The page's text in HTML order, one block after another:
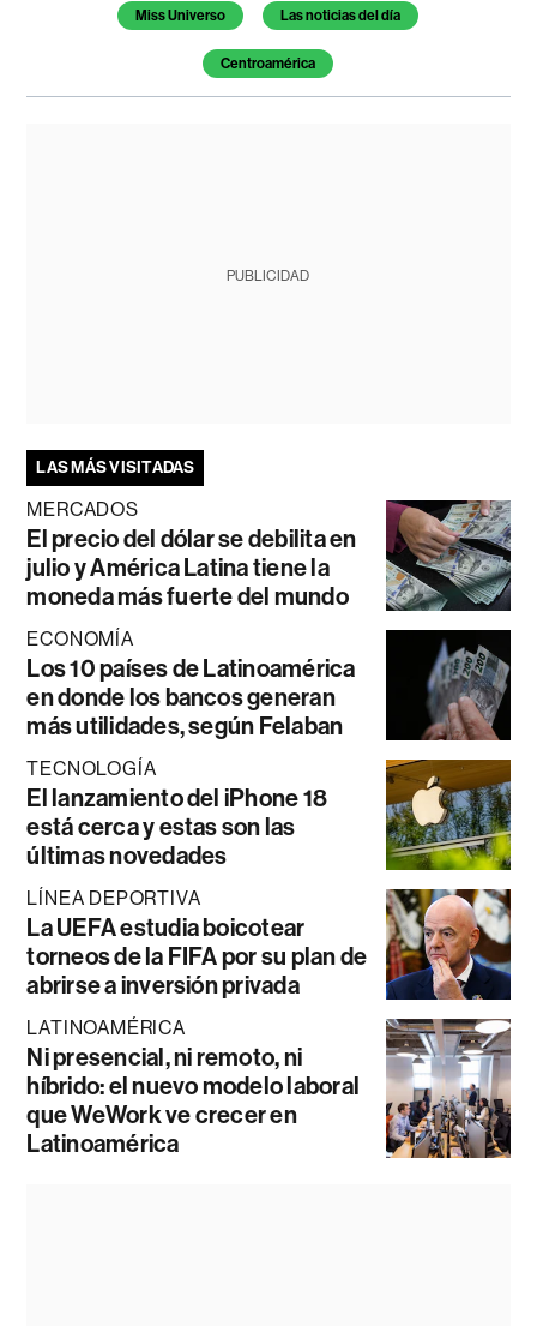
Miss Universo Las noticias del día
Centroamérica
PUBLICIDAD
LAS MÁS VISITADAS
MERCADOS
El precio del dólar se debilita en
julio y América Latina tiene la
moneda más fuerte del mundo
ECONOMÍA
Los 10 países de Latinoamérica
en donde los bancos generan
más utilidades, según Felaban
TECNOLOGÍA
El lanzamiento del iPhone 18
está cerca y estas son las
últimas novedades
LÍNEA DEPORTIVA
La UEFA estudia boicotear
torneos de la FIFA por su plan de
abrirse a inversión privada
LATINOAMÉRICA
Ni presencial, ni remoto, ni
híbrido: el nuevo modelo laboral
que WeWork ve crecer en
Latinoamérica